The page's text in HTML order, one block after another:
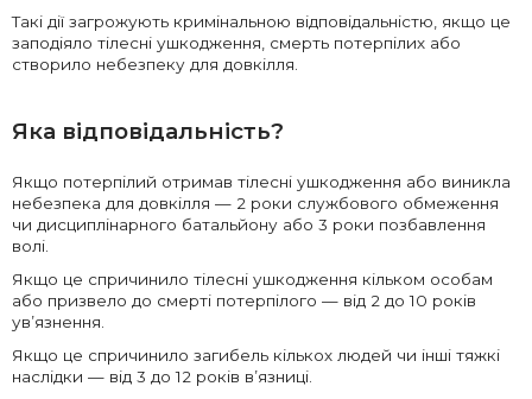
Такі дії загрожують кримінальною відповідальністю, якщо це
заподіяло тілесні ушкодження, смерть потерпілих або
створило небезпеку для довкілля.
Яка відповідальність?
Якщо потерпілий отримав тілесні ушкодження або виникла
небезпека для довкілля — 2 роки службового обмеження
чи дисциплінарного батальйону або 3 роки позбавлення
волі.
Якщо це спричинило тілесні ушкодження кільком особам
або призвело до смерті потерпілого — від 2 до 10 років
ув’язнення.
Якщо це спричинило загибель кількох людей чи інші тяжкі
наслідки — від 3 до 12 років в’язниці.